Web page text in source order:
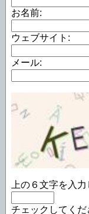
お名前:
ウェブサイト:
メール:
上の６文字を入
チェックしてくだ